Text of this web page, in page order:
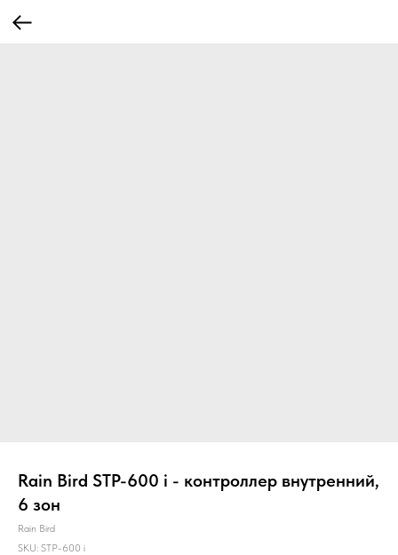
Rain Bird STP-600 i - контроллер внутренний,
6 зон
Rain Bird
SKU: STP-600 i